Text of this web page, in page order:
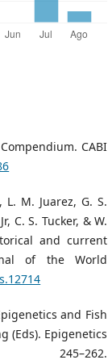
CABI
L. M. Juarez, G. S.
C. S. Tucker, & W.
and current
of the World
and Fish
(Eds). Epigenetics